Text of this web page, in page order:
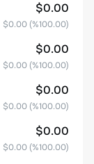
$0.00
$0.00 (%100.00)
$0.00
$0.00 (%100.00)
$0.00
$0.00 (%100.00)
$0.00
$0.00 (%100.00)